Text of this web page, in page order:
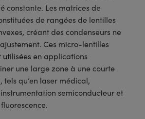
constante. Les matrices de
de rangées de lentilles
créant des condenseurs ne
Ces micro-lentilles
en applications
une large zone à une courte
qu’en laser médical,
semiconducteur et